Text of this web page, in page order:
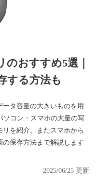
のおすすめ5選｜
する方法も
タ容量の大きいものを用
ソコン・スマホの大量の写
を紹介。またスマホから
保存方法まで解説します
2025/06/25 更新